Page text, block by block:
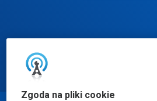
Zgoda na pliki cookie